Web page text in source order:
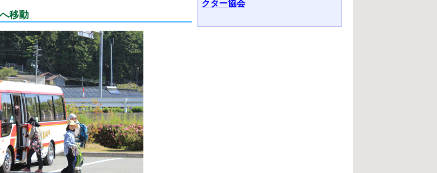
移動
クター協会